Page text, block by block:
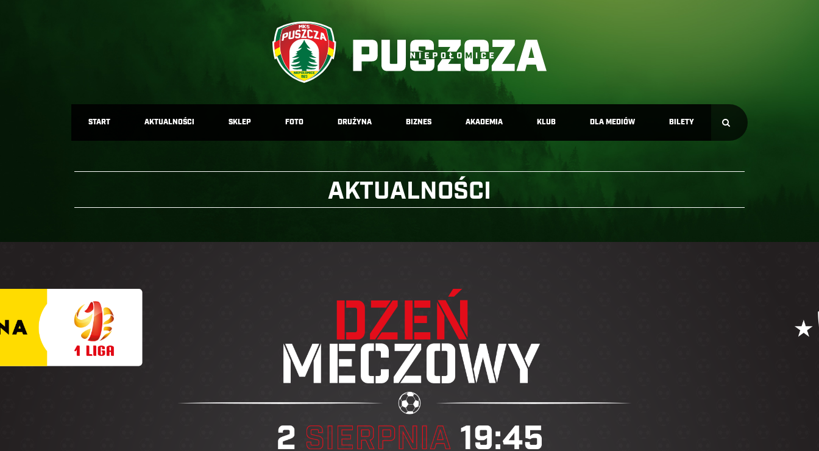
START AKTUALNOŚCI SKLEP FOTO DRUŻYNA BIZNES AKADEMIA KLUB DLA MEDIÓW BILETY
AKTUALNOŚCI